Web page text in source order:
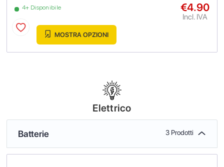
4+ Disponibile €4.90
Incl. IVA
MOSTRA OPZIONI
Elettrico
Batterie 3 Prodotti